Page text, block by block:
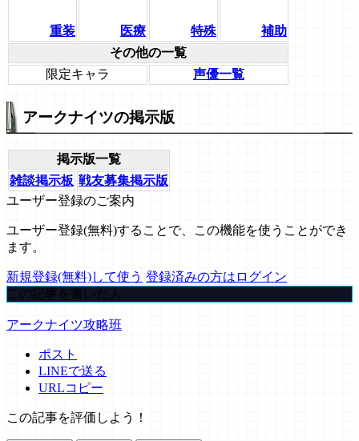
重装 医療 特殊
補助
その他の一覧
限定キャラ
声優一覧
アークナイツの掲示版
掲示版一覧
雑談掲示板 戦友募集掲示版
ユーザー登録のご案内
ユーザー登録(無料)することで、この機能を使うことができ
ます。
新規登録(無料)して使う 登録済みの方はログイン
この記事を書いた人
アークナイツ攻略班
ポスト
LINEで送る
URLコピー
この記事を評価しよう！